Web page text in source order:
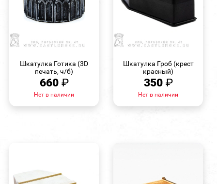
Шкатулка Готика (3D
печать, ч/б)
660 ₽
Нет в наличии
Шкатулка Гроб (крест
красный)
350 ₽
Нет в наличии